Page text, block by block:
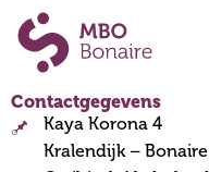
Contactgegevens
Kaya Korona 4
Kralendijk – Bonaire